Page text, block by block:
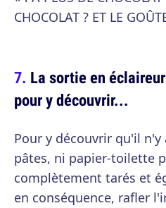
CHOCOLAT ? ET LE
La sortie en
pour y découvrir...
Pour y découvrir qu'il
pâtes, ni papier-toilette
complètement tarés et
en conséquence, rafler